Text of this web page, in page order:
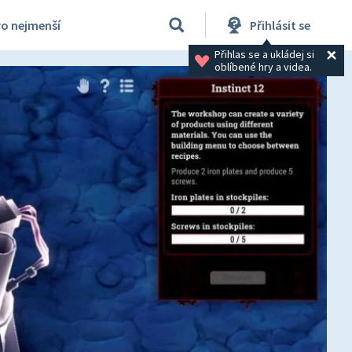
nejmenší Přihlásit se
Přihlas se a ukládej si
oblíbené hry a videa.